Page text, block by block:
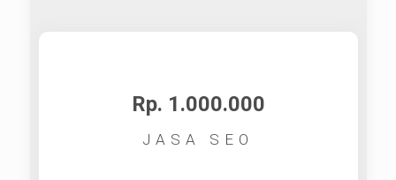
Rp. 1.000.000
JASA SEO